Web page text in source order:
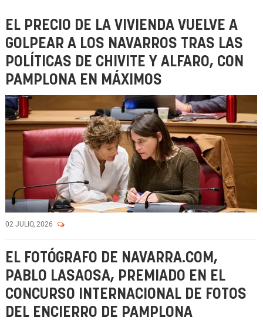
EL PRECIO DE LA VIVIENDA VUELVE A
GOLPEAR A LOS NAVARROS TRAS LAS
POLÍTICAS DE CHIVITE Y ALFARO, CON
PAMPLONA EN MÁXIMOS
02 JULIO, 2026
EL FOTÓGRAFO DE NAVARRA.COM,
PABLO LASAOSA, PREMIADO EN EL
CONCURSO INTERNACIONAL DE FOTOS
DEL ENCIERRO DE PAMPLONA